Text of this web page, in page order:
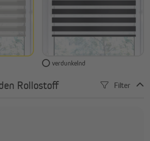
verdunkelnd
Rollostoff Filter